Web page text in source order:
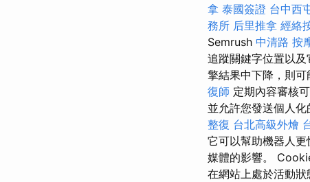
拿 泰國簽證 台中西
務所 后里推拿 經絡
Semrush 中清路 按
追蹤關鍵字位置以及
擎結果中下降，則
復師 定期內容審核
並允許您發送個人
整復 台北高級外燴
它可以幫助機器人
媒體的影響。
在網站上處於活動